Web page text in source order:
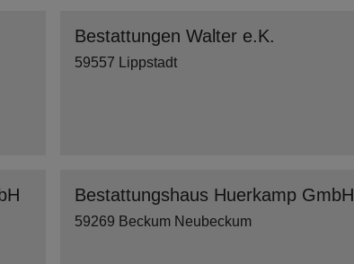
Bestattungen Walter e.K.
59557 Lippstadt
Bestattungshaus Huerkamp GmbH
59269 Beckum Neubeckum